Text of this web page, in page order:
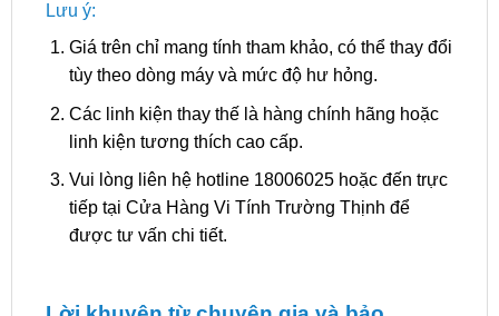
Lưu ý:
Giá trên chỉ mang tính tham khảo, có thể thay đổi
tùy theo dòng máy và mức độ hư hỏng.
Các linh kiện thay thế là hàng chính hãng hoặc
linh kiện tương thích cao cấp.
Vui lòng liên hệ hotline 18006025 hoặc đến trực
tiếp tại Cửa Hàng Vi Tính Trường Thịnh để
được tư vấn chi tiết.